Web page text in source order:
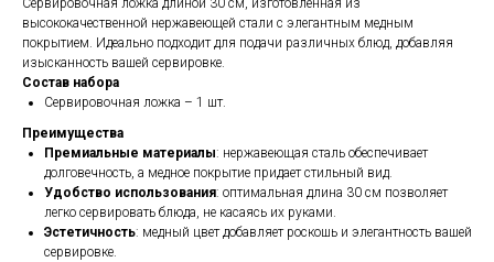
Сервировочная ложка длиной 30 см, изготовленная из
высококачественной нержавеющей стали с элегантным медным
покрытием. Идеально подходит для подачи различных блюд, добавляя
изысканность вашей сервировке.
Состав набора
Сервировочная ложка – 1 шт.
Преимущества
Премиальные материалы: нержавеющая сталь обеспечивает
долговечность, а медное покрытие придает стильный вид.
Удобство использования: оптимальная длина 30 см позволяет
легко сервировать блюда, не касаясь их руками.
Эстетичность: медный цвет добавляет роскошь и элегантность вашей
сервировке.